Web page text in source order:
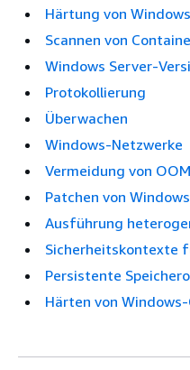
Härtung von
Scannen von
Windows Server-
Protokollierung
Überwachen
Windows-Netzwerke
Vermeidung von
Patchen von
Ausführung
Sicherheitskontexte
Persistente
Härten von